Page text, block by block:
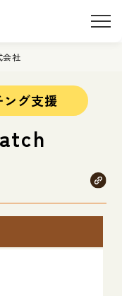
会社
ング支援